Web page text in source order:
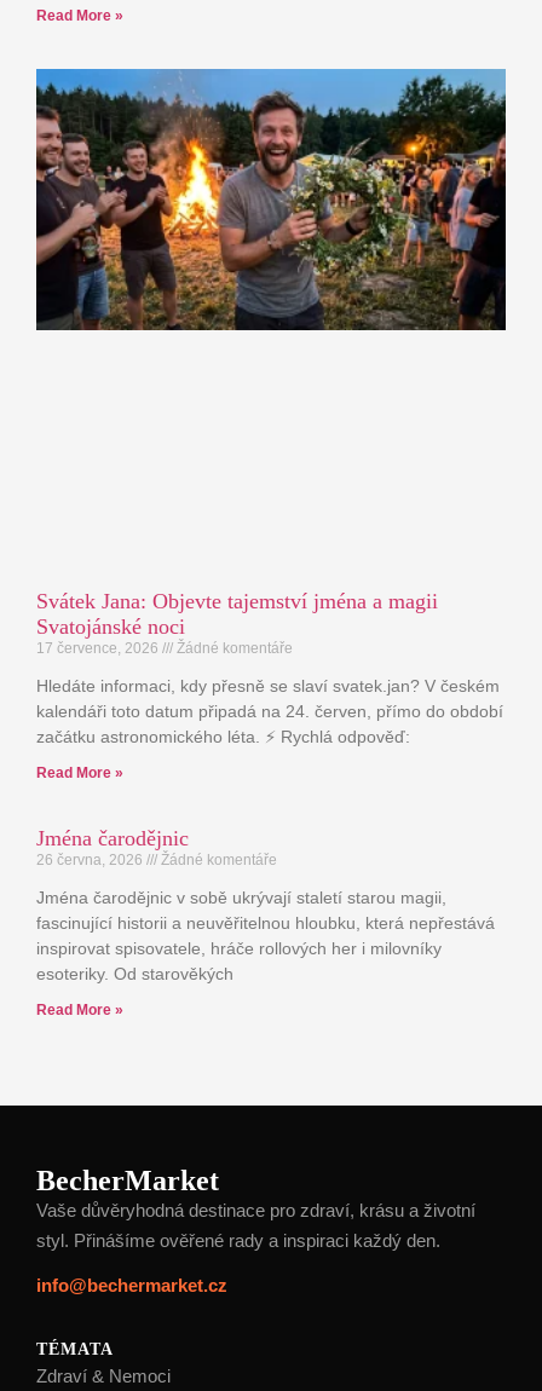
Read More »
Svátek Jana: Objevte tajemství jména a magii
Svatojánské noci
17 července, 2026 Žádné komentáře
Hledáte informaci, kdy přesně se slaví svatek.jan? V českém
kalendáři toto datum připadá na 24. červen, přímo do období
začátku astronomického léta. ⚡ Rychlá odpověď:
Read More »
Jména čarodějnic
26 června, 2026 Žádné komentáře
Jména čarodějnic v sobě ukrývají staletí starou magii,
fascinující historii a neuvěřitelnou hloubku, která nepřestává
inspirovat spisovatele, hráče rollových her i milovníky
esoteriky. Od starověkých
Read More »
BecherMarket
Vaše důvěryhodná destinace pro zdraví, krásu a životní
styl. Přinášíme ověřené rady a inspiraci každý den.
info@bechermarket.cz
TÉMATA
Zdraví & Nemoci